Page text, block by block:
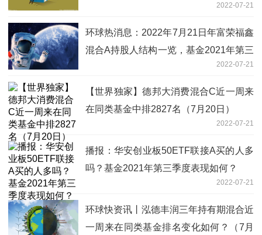
2022-07-21
环球热消息：2022年7月21日年富荣福鑫
混合A持股人结构一览，基金2021年第三
2022-07-21
【世界独家】德邦大消费混合C近一周来
在同类基金中排2827名（7月20日）
2022-07-21
播报：华安创业板50ETF联接A买的人多
吗？基金2021年第三季度表现如何？
2022-07-21
环球快资讯丨泓德丰润三年持有期混合近
一周来在同类基金排名变化如何？（7月